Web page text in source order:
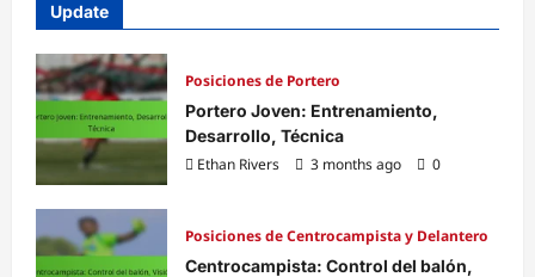
Update
Posiciones de Portero
Portero Joven: Entrenamiento,
Desarrollo, Técnica
Ethan Rivers
3 months ago 0
Posiciones de Centrocampista y Delantero
Centrocampista: Control del balón,